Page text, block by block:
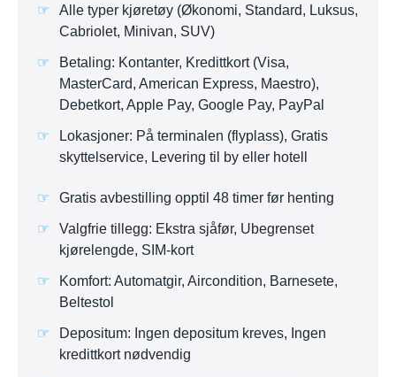
Alle typer kjøretøy (Økonomi, Standard, Luksus,
Cabriolet, Minivan, SUV)
Betaling: Kontanter, Kredittkort (Visa,
MasterCard, American Express, Maestro),
Debetkort, Apple Pay, Google Pay, PayPal
Lokasjoner: På terminalen (flyplass), Gratis
skyttelservice, Levering til by eller hotell
Gratis avbestilling opptil 48 timer før henting
Valgfrie tillegg: Ekstra sjåfør, Ubegrenset
kjørelengde, SIM-kort
Komfort: Automatgir, Aircondition, Barnesete,
Beltestol
Depositum: Ingen depositum kreves, Ingen
kredittkort nødvendig